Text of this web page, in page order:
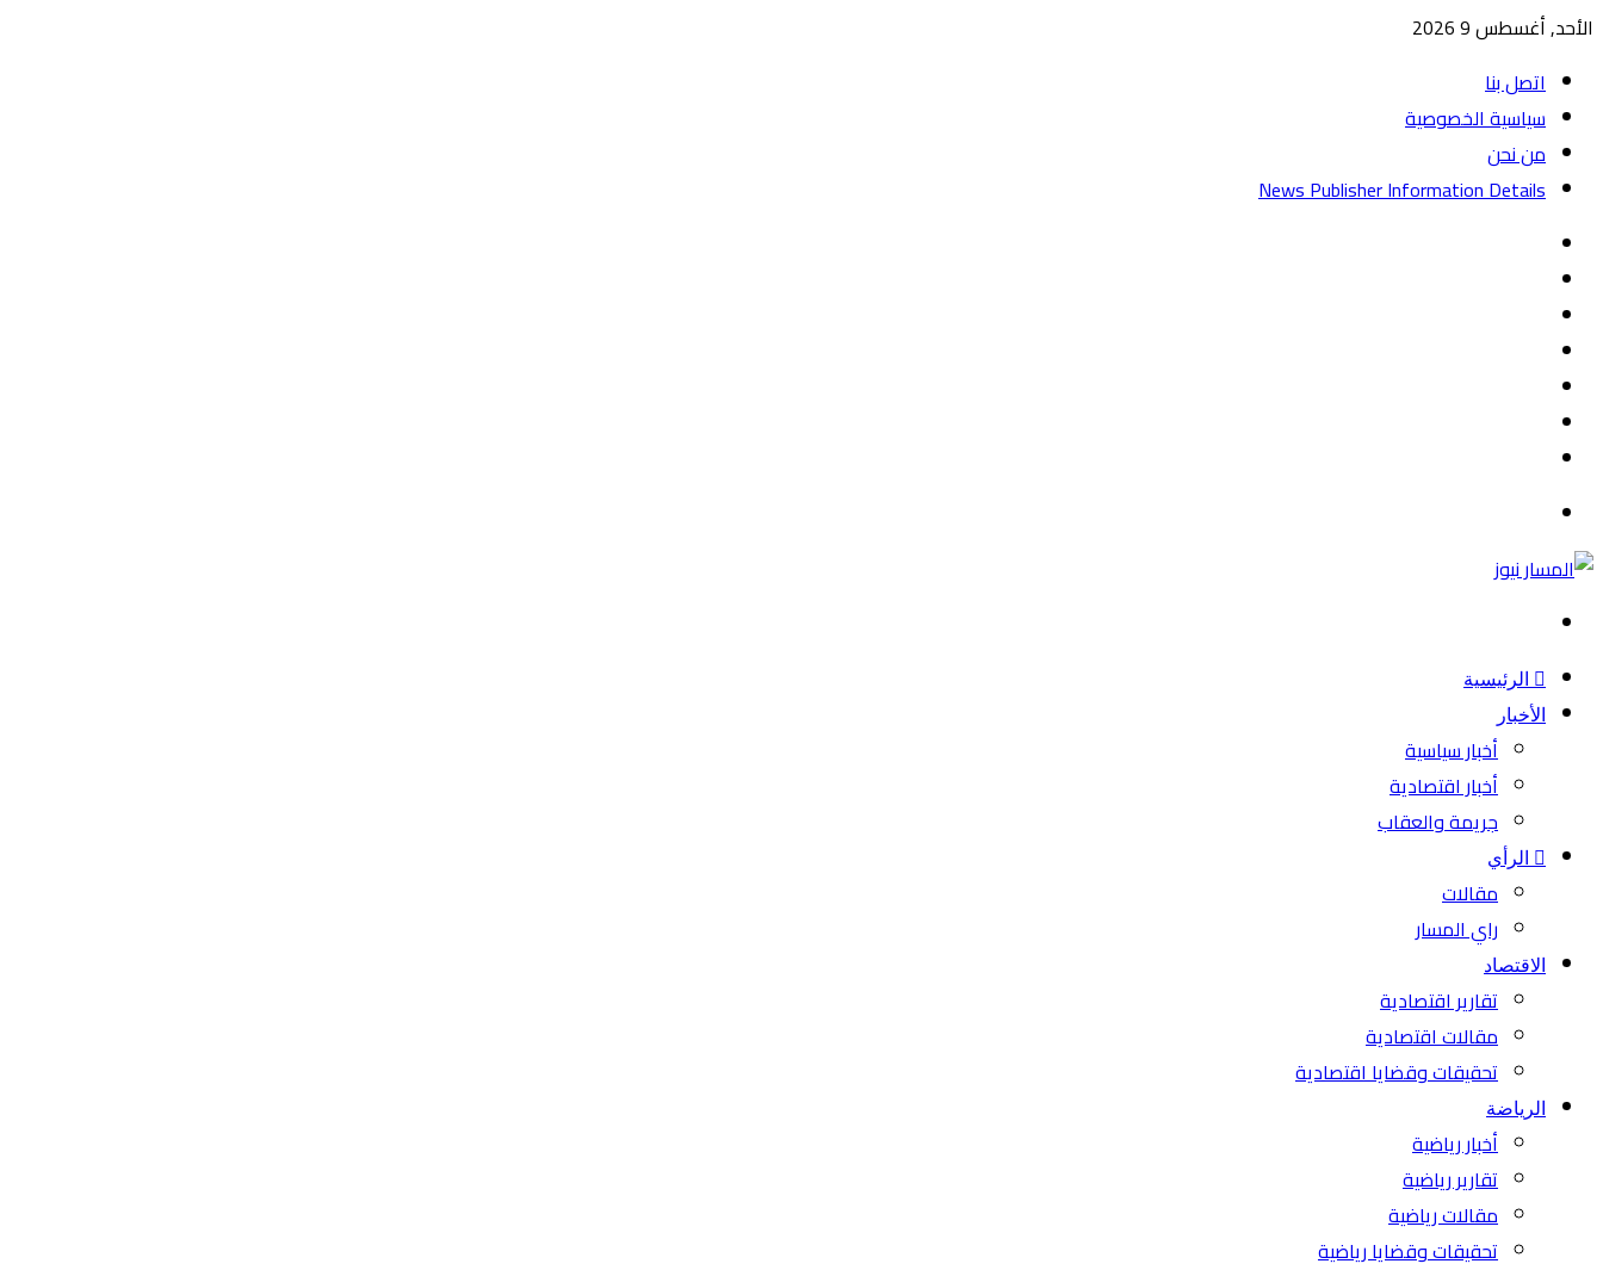
الأحد, أغسطس 9 2026
اتصل بنا
سياسية الخصوصية
من نحن
News Publisher Information Details
الرئيسية
الأخبار
أخبار سياسية
أخبار اقتصادية
جريمة والعقاب
الرأي
مقالات
راي المسار
الاقتصاد
تقارير اقتصادية
مقالات اقتصادية
تحقيقات وقضايا اقتصادية
الرياضة
أخبار رياضية
تقارير رياضية
مقالات رياضية
تحقيقات وقضايا رياضية